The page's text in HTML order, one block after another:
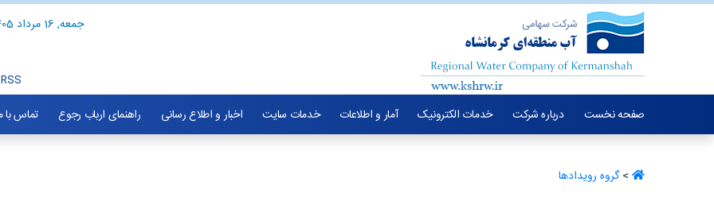
جمعه, 16 مرداد 1405
RSS
صفحه نخست درباره شرکت خدمات الکترونیک آمار و اطلاعات خدمات سایت اخبار و اطلاع رسانی راهنمای ارباب رجوع تماس با
>گروه رویدادها ‏